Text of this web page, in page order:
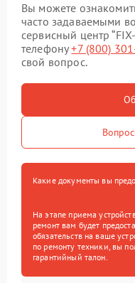
Вы можете
часто задаваемыми
сервисный центр
телефону+7 (800)
свой вопрос.
Какие документы вы
На этапе приема
ремонт вам будет
обязательств на ваше
по ремонту техники, вы
гарантийный талон.